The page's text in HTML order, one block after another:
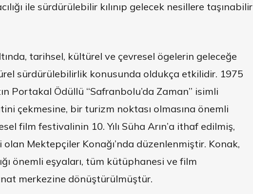
ile sürdürülebilir kılınıp gelecek nesillere taşınabilir
tarihsel, kültürel ve çevresel ögelerin geleceğe
sürdürülebilirlik konusunda oldukça etkilidir. 1975
Portakal Ödüllü ‘‘Safranbolu’da Zaman’’ isimli
çekmesine, bir turizm noktası olmasına önemli
film festivalinin 10. Yılı Süha Arın’a ithaf edilmiş,
Mektepçiler Konağı’nda düzenlenmiştir. Konak,
önemli eşyaları, tüm kütüphanesi ve film
merkezine dönüştürülmüştür.